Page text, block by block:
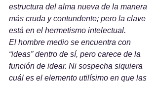
estructura del alma nueva de la manera
más cruda y contundente; pero la clave
está en el hermetismo intelectual.
El hombre medio se encuentra con
“ideas” dentro de sí, pero carece de la
función de idear. Ni sospecha siquiera
cuál es el elemento utilísimo en que las